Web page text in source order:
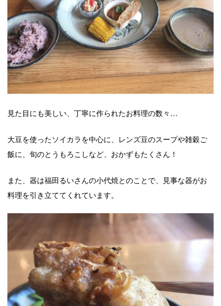
見た目にも美しい、丁寧に作られたお料理の数々…
大豆を使ったソイカラを中心に、レンズ豆のスープや雑穀ご
飯に、旬のとうもろこしなど、おかずもたくさん！
また、器は福田るいさんの小代焼とのことで、見事な器がお
料理を引き立ててくれています。